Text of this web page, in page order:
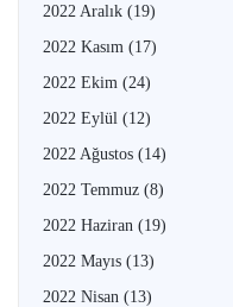
2022 Aralık (19)
2022 Kasım (17)
2022 Ekim (24)
2022 Eylül (12)
2022 Ağustos (14)
2022 Temmuz (8)
2022 Haziran (19)
2022 Mayıs (13)
2022 Nisan (13)